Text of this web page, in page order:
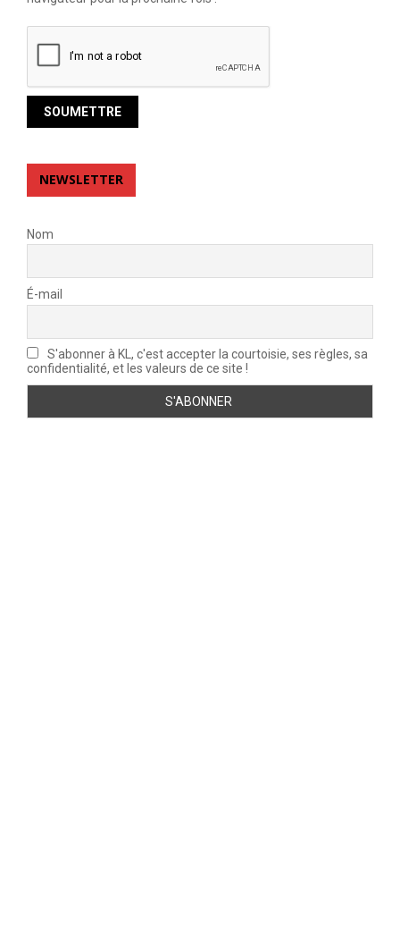
NEWSLETTER
Nom
É-mail
S'abonner à KL, c'est accepter la courtoisie, ses règles, sa
confidentialité, et les valeurs de ce site !